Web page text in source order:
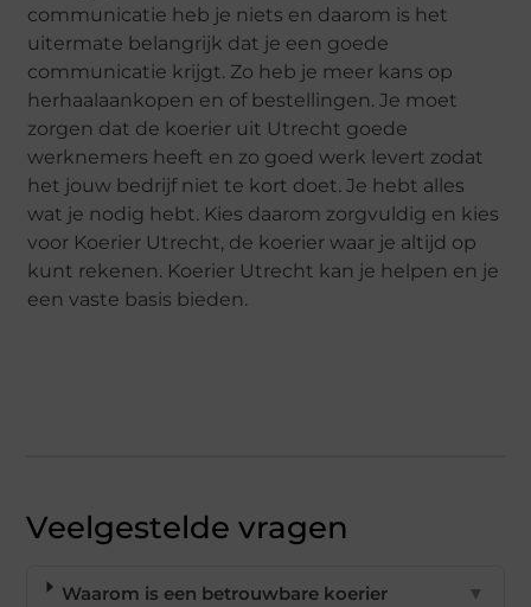
communicatie heb je niets en daarom is het
uitermate belangrijk dat je een goede
communicatie krijgt. Zo heb je meer kans op
herhaalaankopen en of bestellingen. Je moet
zorgen dat de koerier uit Utrecht goede
werknemers heeft en zo goed werk levert zodat
het jouw bedrijf niet te kort doet. Je hebt alles
wat je nodig hebt. Kies daarom zorgvuldig en kies
voor Koerier Utrecht, de koerier waar je altijd op
kunt rekenen. Koerier Utrecht kan je helpen en je
een vaste basis bieden.
Veelgestelde vragen
Waarom is een betrouwbare koerier
▼